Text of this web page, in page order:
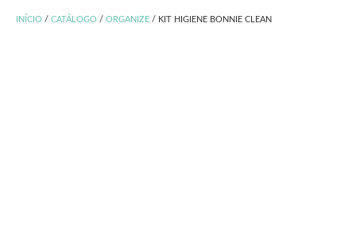
INÍCIO / CATÁLOGO / ORGANIZE / KIT HIGIENE BONNIE CLEAN